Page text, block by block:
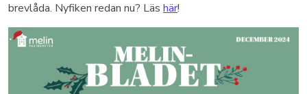
brevlåda. Nyfiken redan nu? Läs här!